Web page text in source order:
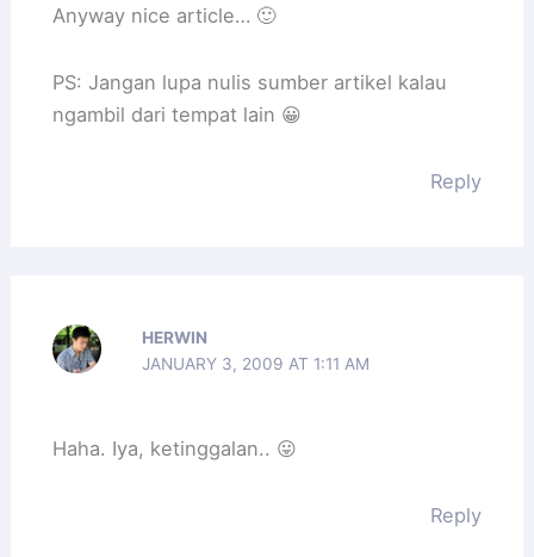
Anyway nice article… 🙂
PS: Jangan lupa nulis sumber artikel kalau
ngambil dari tempat lain 😀
Reply
HERWIN
JANUARY 3, 2009 AT 1:11 AM
Haha. Iya, ketinggalan.. 😛
Reply